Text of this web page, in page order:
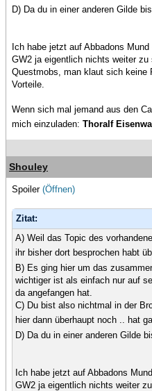
D) Da du in einer anderen Gilde
Ich habe jetzt auf Abbadons
GW2 ja eigentlich nichts weiter
Questmobs, man klaut sich keine
Vorteile.
Wenn sich mal jemand aus den
mich einzuladen: Thoralf
Shouley
Spoiler (Öffnen)
Zitat:
A) Weil das Topic des
ihr bisher dort besprochen habt
B) Es ging hier um das
wichtiger ist als einfach nur auf
da angefangen hat.
C) Du bist also nichtmal in der
hier dann überhaupt noch .. hat
D) Da du in einer anderen Gilde
Ich habe jetzt auf Abbadons
GW2 ja eigentlich nichts weiter